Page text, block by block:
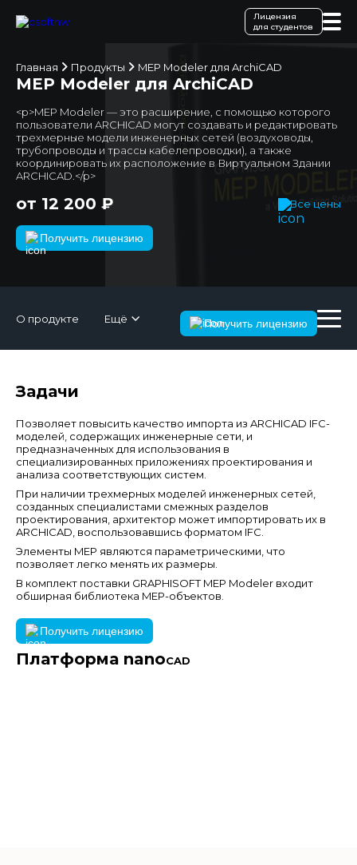
Лицензия
для студентов
Главная Продукты MEP Modeler для ArchiCAD
MEP Modeler для ArchiCAD
<p>MEP Modeler — это расширение, с помощью которого
пользователи ARCHICAD могут создавать и редактировать
трехмерные модели инженерных сетей (воздуховоды,
трубопроводы и трассы кабелепроводки), а также
координировать их расположение в Виртуальном Здании
ARCHICAD.</p>
от 12 200 ₽ Все цены
Получить лицензию
О продукте Ещё Получить лицензию
Задачи
Позволяет повысить качество импорта из ARCHICAD IFC-
моделей, содержащих инженерные сети, и
предназначенных для использования в
специализированных приложениях проектирования и
анализа соответствующих систем.
При наличии трехмерных моделей инженерных сетей,
созданных специалистами смежных разделов
проектирования, архитектор может импортировать их в
ARCHICAD, воспользовавшись форматом IFC.
Элементы MEP являются параметрическими, что
позволяет легко менять их размеры.
В комплект поставки GRAPHISOFT MEP Modeler входит
обширная библиотека MEP-объектов.
Получить лицензию
Платформа nanoCAD